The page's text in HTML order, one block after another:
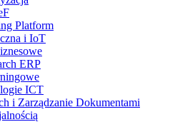
Platform
i IoT
ERP
ICT
i Zarządzanie Dokumentami